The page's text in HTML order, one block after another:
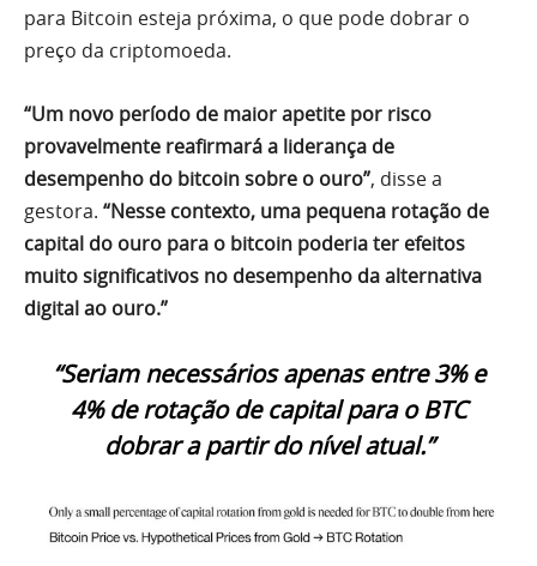
para Bitcoin esteja próxima, o que pode dobrar o
preço da criptomoeda.
“Um novo período de maior apetite por risco
provavelmente reafirmará a liderança de
desempenho do bitcoin sobre o ouro”, disse a
gestora. “Nesse contexto, uma pequena rotação de
capital do ouro para o bitcoin poderia ter efeitos
muito significativos no desempenho da alternativa
digital ao ouro.”
“Seriam necessários apenas entre 3% e
4% de rotação de capital para o BTC
dobrar a partir do nível atual.”